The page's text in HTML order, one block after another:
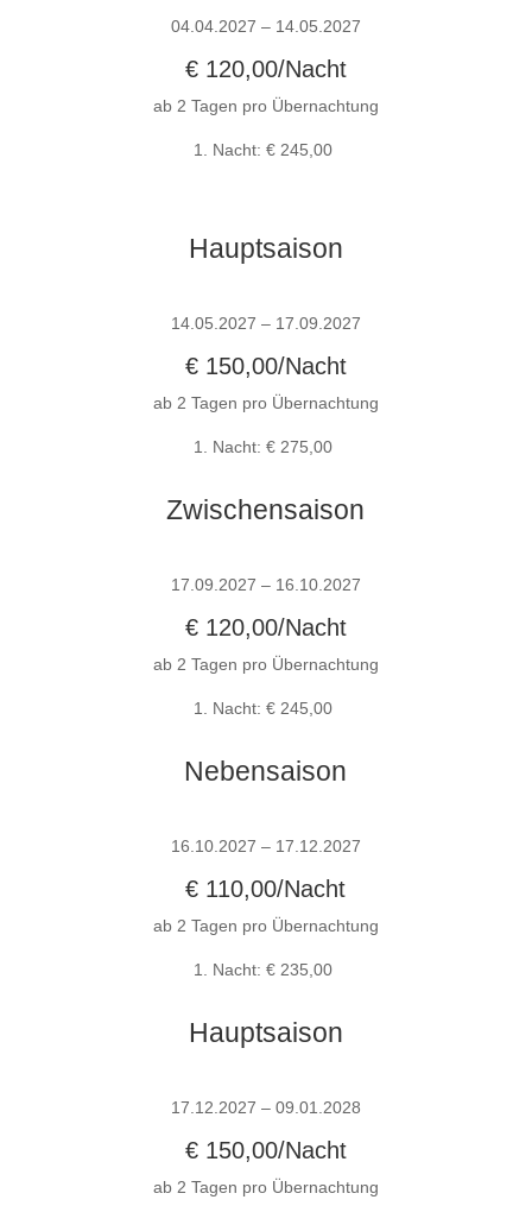
04.04.2027 – 14.05.2027
€ 120,00/Nacht
ab 2 Tagen pro Übernachtung
1. Nacht: € 245,00
Hauptsaison
14.05.2027 – 17.09.2027
€ 150,00/Nacht
ab 2 Tagen pro Übernachtung
1. Nacht: € 275,00
Zwischensaison
17.09.2027 – 16.10.2027
€ 120,00/Nacht
ab 2 Tagen pro Übernachtung
1. Nacht: € 245,00
Nebensaison
16.10.2027 – 17.12.2027
€ 110,00/Nacht
ab 2 Tagen pro Übernachtung
1. Nacht: € 235,00
Hauptsaison
17.12.2027 – 09.01.2028
€ 150,00/Nacht
ab 2 Tagen pro Übernachtung